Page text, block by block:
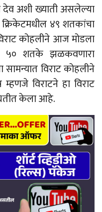
देव अशी ख्याती असलेल्या
४९ शतकांचा
कोहलीने आज मोडला
५० शतके झळकवणारा
विराट कोहलीने
विराटने हा विराट
केला आहे.